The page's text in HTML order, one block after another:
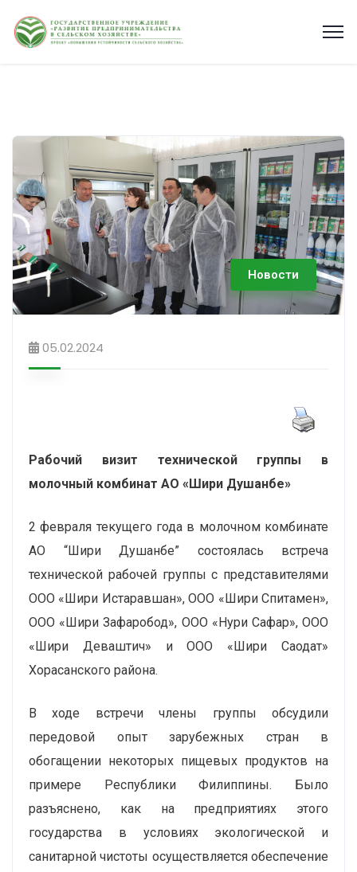
Новости
05.02.2024
Рабочий визит технической группы в
молочный комбинат АО «Шири Душанбе»
2 февраля текущего года в молочном комбинате
АО “Шири Душанбе” состоялась встреча
технической рабочей группы с представителями
ООО «Шири Истаравшан», ООО «Шири Спитамен»,
ООО «Шири Зафаробод», ООО «Нури Сафар», ООО
«Шири Деваштич» и ООО «Шири Саодат»
Хорасанского района.
В ходе встречи члены группы обсудили
передовой опыт зарубежных стран в
обогащении некоторых пищевых продуктов на
примере Республики Филиппины. Было
разъяснено, как на предприятиях этого
государства в условиях экологической и
санитарной чистоты осуществляется обеспечение